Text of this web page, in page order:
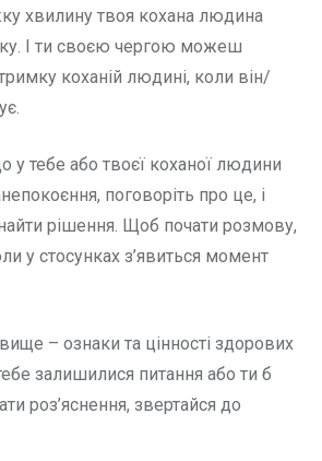
хвилину твоя кохана людина
І ти своєю чергою можеш
коханій людині, коли він/
у тебе або твоєї коханої людини
поговоріть про це, і
рішення. Щоб почати розмову,
у стосунках з’явиться момент
– ознаки та цінності здорових
залишилися питання або ти б
роз’яснення, звертайся до